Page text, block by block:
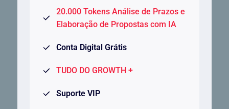
20.000 Tokens Análise de Prazos e
Elaboração de Propostas com IA
Conta Digital Grátis
TUDO DO GROWTH +
Suporte VIP